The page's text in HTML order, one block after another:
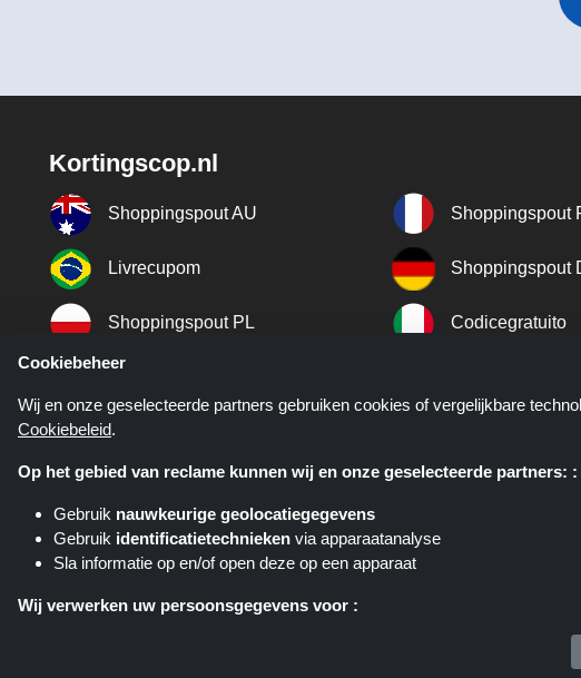
Kortingscop.nl
Shoppingspout AU Shoppingspout
Livrecupom Shoppingspout
Shoppingspout PL Codicegratuito
Shoppingspout SE
Kortingscop.nl is een website die u deals,
Cookiebeheer
Wij en onze geselecteerde partners gebruiken cookies of vergelijkbare
Cookiebeleid.
Op het gebied van reclame kunnen wij en onze geselecteerde partners: :
Gebruik nauwkeurige geolocatiegegevens
Gebruik identificatietechnieken via apparaatanalyse
Sla informatie op en/of open deze op een apparaat
Wij verwerken uw persoonsgegevens voor :